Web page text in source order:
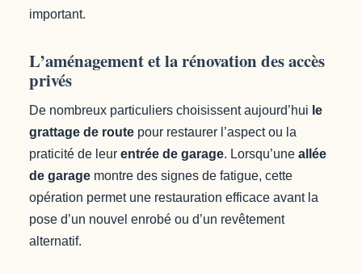
important.
L’aménagement et la rénovation des accès
privés
De nombreux particuliers choisissent aujourd’hui le
grattage de route pour restaurer l’aspect ou la
praticité de leur entrée de garage. Lorsqu’une allée
de garage montre des signes de fatigue, cette
opération permet une restauration efficace avant la
pose d’un nouvel enrobé ou d’un revêtement
alternatif.